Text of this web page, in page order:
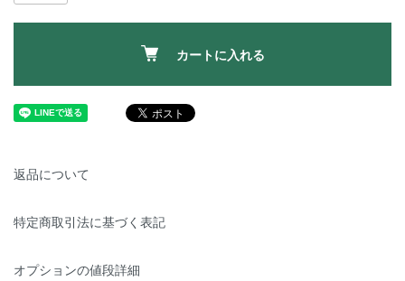
カートに入れる
返品について
特定商取引法に基づく表記
オプションの値段詳細